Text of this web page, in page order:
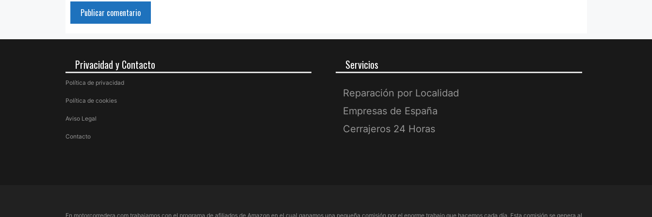
Privacidad y Contacto
Política de privacidad
Política de cookies
Aviso Legal
Contacto
Servicios
Reparación por Localidad
Empresas de España
Cerrajeros 24 Horas
En motorcorredera.com trabajamos con el programa de afiliados de Amazon en el cual ganamos una pequeña comisión por el enorme trabajo que hacemos cada día. Esta comisión se genera al